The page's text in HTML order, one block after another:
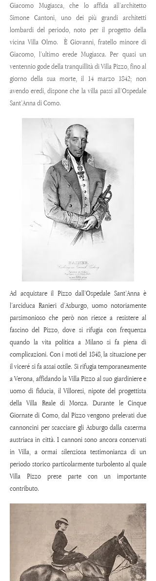
Giacomo Mugiasca, che lo affida all’architetto
Simone Cantoni, uno dei più grandi architetti
lombardi del periodo, noto per il progetto della
vicina Villa Olmo. È Giovanni, fratello minore di
Giacomo, l’ultimo erede Mugiasca. Per quasi un
ventennio gode della tranquillità di Villa Pizzo, fino al
giorno della sua morte, il 14 marzo 1842; non
avendo eredi, dispone che la villa passi all’Ospedale
Sant’Anna di Como.
Ad acquistare il Pizzo dall’Ospedale Sant’Anna è
l’arciduca Ranieri d’Asburgo, uomo notoriamente
parsimonioso che però non riesce a resistere al
fascino del Pizzo, dove si rifugia con frequenza
quando la vita politica a Milano si fa piena di
complicazioni. Con i moti del 1848, la situazione per
il viceré si fa assai ostile. Si rifugia temporaneamente
a Verona, affidando la Villa Pizzo al suo giardiniere e
uomo di fiducia, il Villoresi, nipote del progettista
della Villa Reale di Monza. Durante le Cinque
Giornate di Como, dal Pizzo vengono prelevati due
cannoncini per scacciare gli Asburgo dalla caserma
austriaca in città. I cannoni sono ancora conservati
in Villa, a ormai silenziosa testimonianza di un
periodo storico particolarmente turbolento al quale
Villa Pizzo prese parte con un importante
contributo.